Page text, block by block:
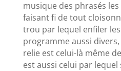
musique des phrasés
faisant fi de tout
trou par lequel enfiler les
programme aussi divers,
relie est celui-là même
est aussi celui par